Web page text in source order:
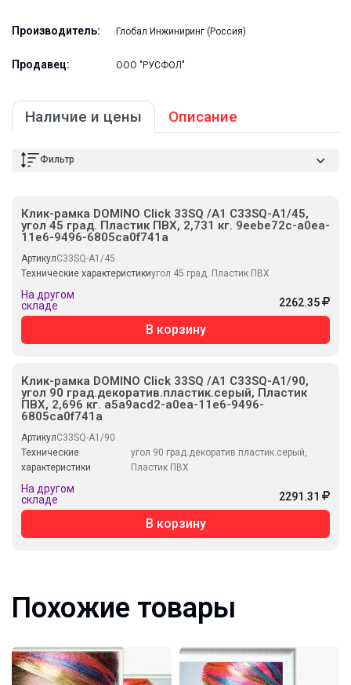
Производитель: Глобал Инжиниринг (Россия)
Продавец: ООО "РУСФОЛ"
Наличие и цены Описание
Фильтр
Клик-рамка DOMINO Click 33SQ /А1 C33SQ-A1/45,
угол 45 град. Пластик ПВХ, 2,731 кг. 9eebe72c-a0ea-
11e6-9496-6805ca0f741a
АртикулC33SQ-A1/45
Технические характеристикиугол 45 град. Пластик ПВХ
На другом
складе
2262.35
В корзину
Клик-рамка DOMINO Click 33SQ /А1 C33SQ-A1/90,
угол 90 град.декоратив.пластик.серый, Пластик
ПВХ, 2,696 кг. a5a9acd2-a0ea-11e6-9496-
6805ca0f741a
АртикулC33SQ-A1/90
Технические
характеристики
угол 90 град.декоратив.пластик.серый,
Пластик ПВХ
На другом
складе
2291.31
В корзину
Похожие товары